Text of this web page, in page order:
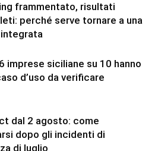
frammentato, risultati
perché serve tornare a una
imprese siciliane su 10 hanno
d’uso da verificare
dal 2 agosto: come
dopo gli incidenti di
di luglio